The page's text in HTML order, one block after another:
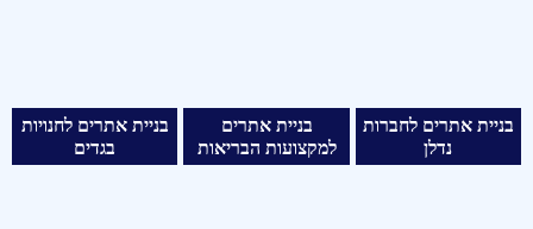
בניית אתרים לחברות
נדלן
בניית אתרים
למקצועות הבריאות
בניית אתרים לחנויות
בגדים